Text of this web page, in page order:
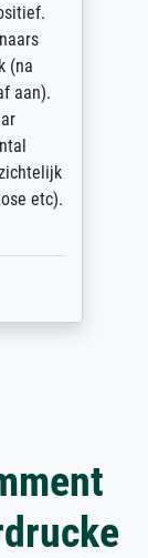
aan).
etc).